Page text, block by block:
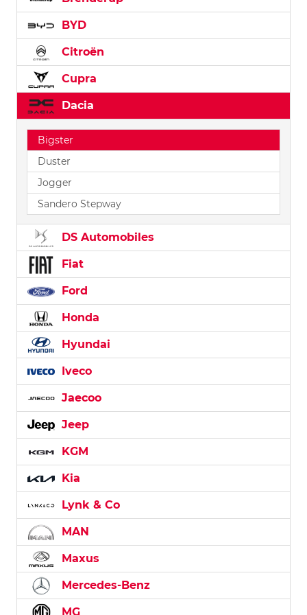
BYD
Citroën
Cupra
Dacia
Bigster
Duster
Jogger
Sandero Stepway
DS Automobiles
Fiat
Ford
Honda
Hyundai
Iveco
Jaecoo
Jeep
KGM
Kia
Lynk & Co
MAN
Maxus
Mercedes-Benz
MG